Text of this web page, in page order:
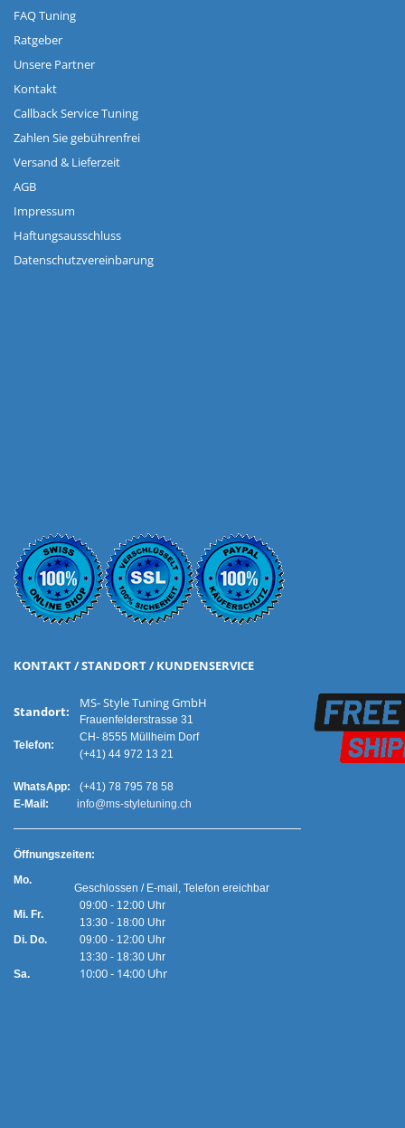
FAQ Tuning
Ratgeber
Unsere Partner
Kontakt
Callback Service Tuning
Zahlen Sie gebührenfrei
Versand & Lieferzeit
AGB
Impressum
Haftungsausschluss
Datenschutzvereinbarung
KONTAKT / STANDORT / KUNDENSERVICE
Standort:
Telefon:
MS- Style Tuning GmbH
Frauenfelderstrasse 31
CH- 8555 Müllheim Dorf
(+41) 44 972 13 21
WhatsApp:
(+41) 78 795 78 58
E-Mail:
info@ms-styletuning.ch
Öffnungszeiten:
Mo.
Mi. Fr.
Geschlossen / E-mail, Telefon ereichbar
09:00 - 12:00 Uhr
13:30 - 18:00 Uhr
Di. Do.
Sa.
09:00 - 12:00 Uhr
13:30 - 18:30 Uhr
10:00 - 14:00 Uhr